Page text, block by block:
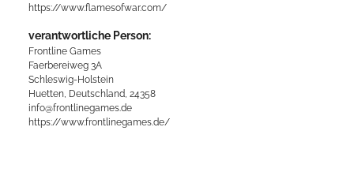
https://www.flamesofwar.com/
verantwortliche Person:
Frontline Games
Faerbereiweg 3A
Schleswig-Holstein
Huetten, Deutschland, 24358
info@frontlinegames.de
https://www.frontlinegames.de/